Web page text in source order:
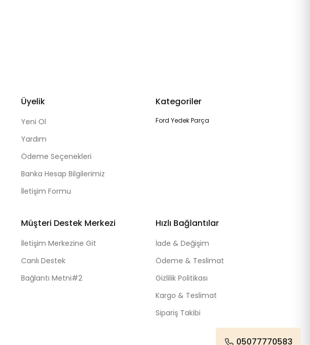
Üyelik
Yeni Ol
Yardım
Ödeme Seçenekleri
Banka Hesap Bilgilerimiz
İletişim Formu
Kategoriler
Ford Yedek Parça
Müşteri Destek Merkezi
İletişim Merkezine Git
Canlı Destek
Bağlantı Metni#2
Hızlı Bağlantılar
İade & Değişim
Ödeme & Teslimat
Gizlilik Politikası
Kargo & Teslimat
Sipariş Takibi
05077770583